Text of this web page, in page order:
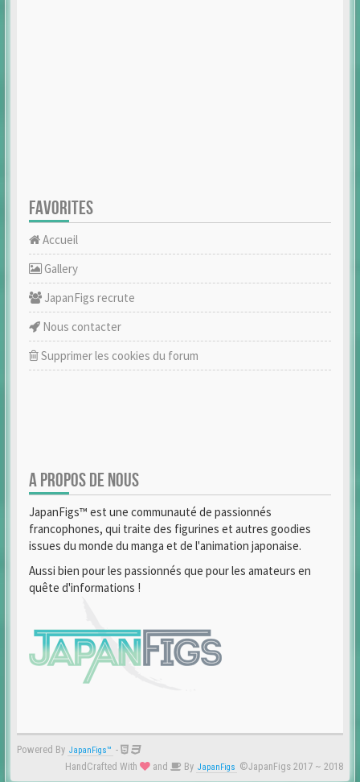
FAVORITES
Accueil
Gallery
JapanFigs recrute
Nous contacter
Supprimer les cookies du forum
A PROPOS DE NOUS
JapanFigs™ est une communauté de passionnés
francophones, qui traite des figurines et autres goodies
issues du monde du manga et de l'animation japonaise.
Aussi bien pour les passionnés que pour les amateurs en
quête d'informations !
Powered By JapanFigs™ -
HandCrafted With
and By JapanFigs ©JapanFigs 2017 ~ 2018